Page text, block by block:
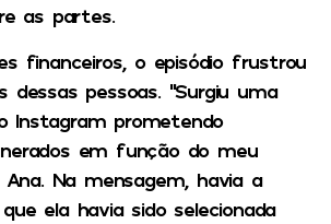
as partes.
financeiros, o episódio frustrou
dessas pessoas. “Surgiu uma
Instagram prometendo
em função do meu
Na mensagem, havia a
ela havia sido selecionada